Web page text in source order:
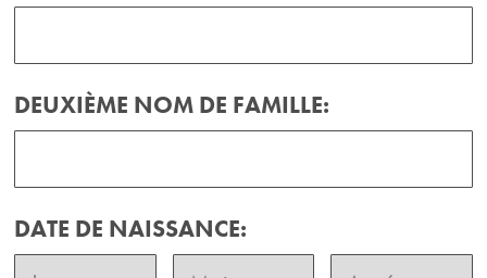
DEUXIÈME NOM DE FAMILLE:
DATE DE NAISSANCE: